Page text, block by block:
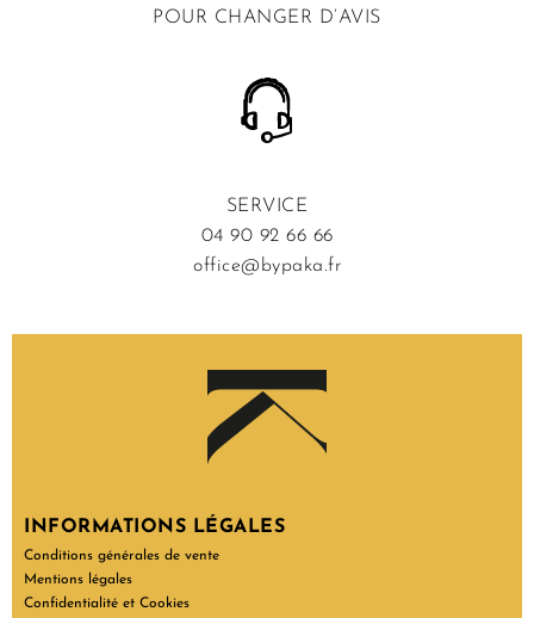
POUR CHANGER D’AVIS
SERVICE
04 90 92 66 66
office@bypaka.fr
INFORMATIONS LÉGALES
Conditions générales de vente
Mentions légales
Confidentialité et Cookies